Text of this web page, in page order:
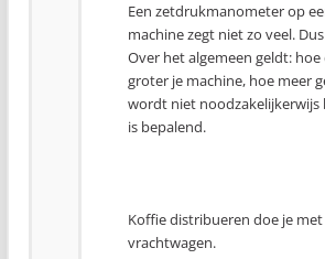
Een zetdrukmanometer op
machine zegt niet zo veel.
Over het algemeen geldt:
groter je machine, hoe meer
wordt niet noodzakelijkerwijs
is bepalend.
Koffie distribueren doe je met
vrachtwagen.